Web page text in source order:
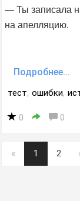
— Ты записала
на апелляцию.
Подробнее...
тест, ошибки,
0 0
« 1 2